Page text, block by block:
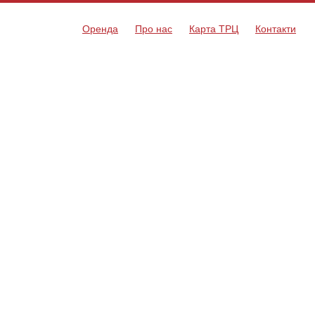
Оренда Про нас Карта ТРЦ Контакти